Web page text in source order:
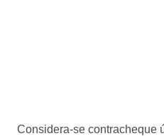
Considera-se contracheque